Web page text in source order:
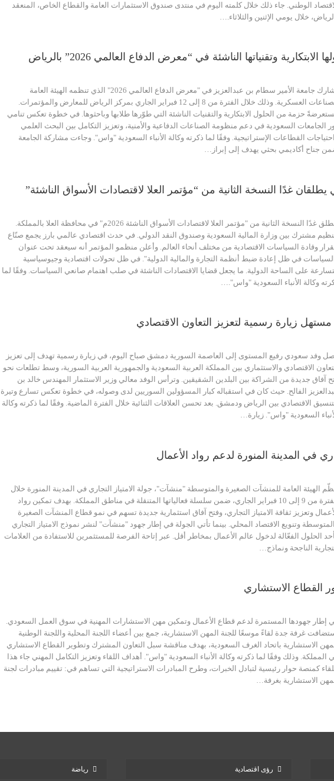
الوطني. جاء ذلك خلال كلمته اليوم في منتدى صندوق الاستثمارات العامة والقطاع الخاص، المنعقد
خلال يومي الإثنين والثلاثاء.…
وتقنياتها الناشئة في “معرض الدفاع العالمي 2026” بالرياض
تشارك جامعة الأمير سطام بن عبدالعزيز في "معرض الدفاع العالمي 2026" الذي تنظمه الهيئة العامة
للصناعات العسكرية. وذلك خلال الفترة من 8 إلى 12 فبراير الجاري بمركز الرياض للمعارض والمؤتمرات.
حزمة من الحلول الابتكارية والتقنيات الناشئة التي طوّرها طلابها وباحثوها. في خطوة تعكس تنامي
الجامعات السعودية في دعم منظومة الصناعات الدفاعية والأمنية، وتعزيز التكامل بين البحث العلمي
القطاعات الإستراتيجية. وفقًا لما ذكرته وكالة الأنباء السعودية "واس". وجاءت مشاركة الجامعة
جناح أكاديمي بحثي يهدف إلى إبراز…
يطلقان غدًا النسخة الثانية من “مؤتمر العلا لاقتصادات الأسواق الناشئة”
تنطلق غدًا النسخة الثانية من "مؤتمر العلا لاقتصادات الأسواق الناشئة 2026م" في محافظة العلا بالمملكة.
مشترك بين وزارة المالية السعودية وصندوق النقد الدولي. في حدث اقتصادي عالمي بارز يجمع صنّاع
وقادة السياسات الاقتصادية من مختلف أنحاء العالم. وأعلن منظمو المؤتمر أنه سيعقد تحت عنوان
في ظل إعادة ضبط أنظمة التجارة والمالية الدولية". في ظل تحولات اقتصادية وجيوسياسية
على الساحة الدولية. ما يجعل قضايا الاقتصادات الناشئة في صلب اهتمام صانعي السياسات. وفقًا لما
وكالة الأنباء السعودية "واس".…
زيارة رسمية لتعزيز التعاون الاقتصادي
وفد سعودي رفيع المستوى إلى العاصمة السورية دمشق صباح اليوم، في زيارة رسمية تهدف إلى تعزيز
الاقتصادي والاستثماري بين المملكة العربية السعودية والجمهورية العربية السورية، وسط تطلعات نحو
آفاق جديدة من الشراكة بين البلدين الشقيقين. وترأس الوفد معالي وزير الاستثمار المهندس خالد بن
الفالح. حيث كان في استقباله كبار المسؤولين السوريين لدى وصوله، في خطوة تعكس تسارع وتيرة
الاقتصادي بين الرياض ودمشق. بعد تحسن العلاقات الثنائية خلال الفترة الماضية. وفقًا لما ذكرته وكالة
السعودية "واس". زيارة…
في المدينة المنورة لدعم رواد الأعمال
الهيئة العامة للمنشآت الصغيرة والمتوسطة "منشآت"، جولة الامتياز التجاري في المدينة المنورة خلال
الفترة من 9 إلى 10 فبراير الجاري، ضمن سلسلة فعالياتها المتنقلة في مناطق المملكة. بهدف تمكين رواد
وتعزيز ثقافة الامتياز التجاري، وفتح آفاق استثمارية جديدة تسهم في نمو قطاع المنشآت الصغيرة
وتنويع الاقتصاد المحلي. بينما تأتي الجولة في إطار جهود "منشآت" لنشر نموذج الامتياز التجاري
الحلول الفعّالة لدخول عالم الأعمال بمخاطر أقل. عبر إتاحة الفرصة للمستثمرين للاستفادة من العلامات
الناجحة ونماذج…
القطاع الاستشاري
إطار جهودها المستمرة لدعم قطاع الأعمال وتمكين مهن الاستشارات المهنية في سوق العمل السعودي.
غرفة جدة لقاءً موسعًا للجنة المهن الاستشارية، جمع بين أعضاء اللجنة المحلية واللجنة الوطنية
الاستشارية باتحاد الغرف السعودية، بهدف مناقشة سبل التعاون المشترك وتطوير القطاع الاستشاري
المملكة. وذلك وفقًا لما ذكرته وكالة الأنباء السعودية "واس". أهداف اللقاء وتعزيز التكامل المهني جاء هذا
كمنصة حوار رئيسية لتبادل الخبرات، وطرح المبادرات الاستراتيجية التي تساهم في: تقييم مبادرات لجنة
الاستشارية بغرفة…
رؤى اقتصادية رياضة